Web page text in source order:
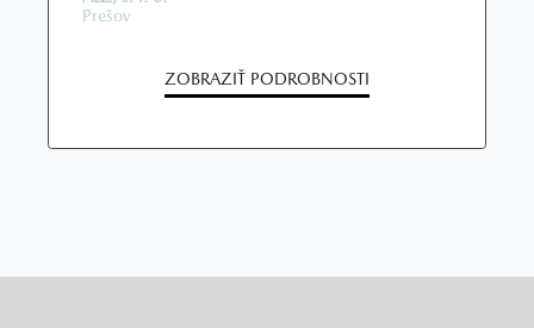
Prešov
ZOBRAZIŤ PODROBNOSTI